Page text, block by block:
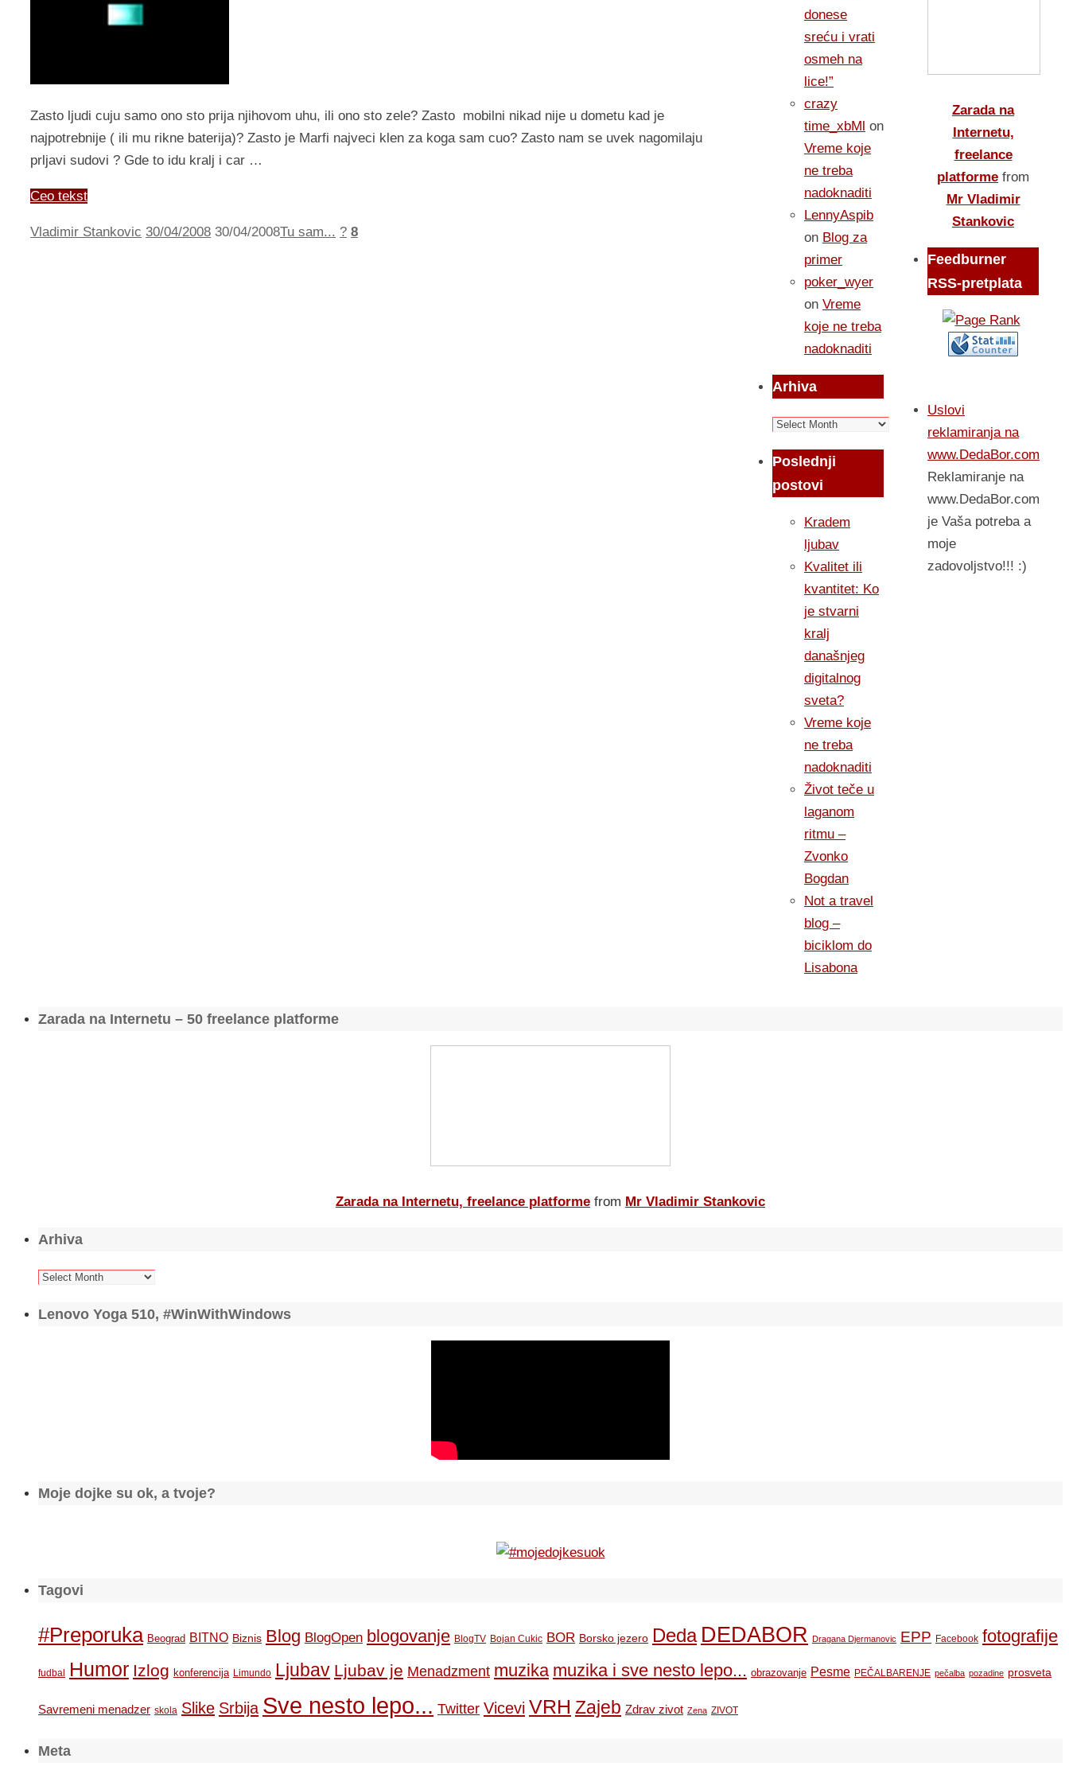
Zasto ljudi cuju samo ono sto prija njihovom uhu, ili ono sto zele? Zasto mobilni nikad nije u dometu kad je
najpotrebnije ( ili mu rikne baterija)? Zasto je Marfi najveci klen za koga sam cuo? Zasto nam se uvek nagomilaju
prljavi sudovi ? Gde to idu kralj i car …
Ceo tekst
Vladimir Stankovic 30/04/2008 30/04/2008Tu sam... ? 8
donese
sreću i vrati
osmeh na
lice!”
crazy
time_xbMl on
Vreme koje
ne treba
nadoknaditi
LennyAspib
on Blog za
primer
poker_wyer
on Vreme
koje ne treba
nadoknaditi
Arhiva
Arhiva
Poslednji
postovi
Kradem
ljubav
Kvalitet ili
kvantitet: Ko
je stvarni
kralj
današnjeg
digitalnog
sveta?
Vreme koje
ne treba
nadoknaditi
Život teče u
laganom
ritmu –
Zvonko
Bogdan
Not a travel
blog –
biciklom do
Lisabona
Zarada na
Internetu,
freelance
platforme from
Mr Vladimir
Stankovic
Feedburner
RSS-pretplata
Uslovi
reklamiranja na
www.DedaBor.com
Reklamiranje na
www.DedaBor.com
je Vaša potreba a
moje
zadovoljstvo!!! :)
Zarada na Internetu – 50 freelance platforme
Zarada na Internetu, freelance platforme from Mr Vladimir Stankovic
Arhiva
Arhiva
Lenovo Yoga 510, #WinWithWindows
Moje dojke su ok, a tvoje?
Tagovi
#Preporuka Beograd BITNO Biznis Blog BlogOpen blogovanje BlogTV Bojan Cukic BOR Borsko jezero Deda DEDABOR Dragana Djermanovic EPP Facebook fotografije
fudbal Humor Izlog konferencija Limundo Ljubav Ljubav je Menadzment muzika muzika i sve nesto lepo... obrazovanje Pesme PEČALBARENJE pečalba pozadine prosveta
Savremeni menadzer skola Slike Srbija Sve nesto lepo... Twitter Vicevi VRH Zajeb Zdrav zivot Zena ZIVOT
Meta